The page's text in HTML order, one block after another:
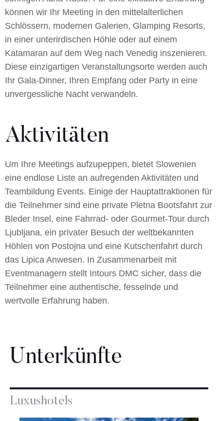
können wir Ihr Meeting in den mittelalterlichen
Schlössern, modernen Galerien, Glamping Resorts,
in einer unterirdischen Höhle oder auf einem
Katamaran auf dem Weg nach Venedig inszenieren.
Diese einzigartigen Veranstaltungsorte werden auch
Ihr Gala-Dinner, Ihren Empfang oder Party in eine
unvergessliche Nacht verwandeln.
Aktivitäten
Um Ihre Meetings aufzupeppen, bietet Slowenien
eine endlose Liste an aufregenden Aktivitäten und
Teambildung Events. Einige der Hauptattraktionen für
die Teilnehmer sind eine private Pletna Bootsfahrt zur
Bleder Insel, eine Fahrrad- oder Gourmet-Tour durch
Ljubljana, ein privater Besuch der weltbekannten
Höhlen von Postojna und eine Kutschenfahrt durch
das Lipica Anwesen. In Zusammenarbeit mit
Eventmanagern stellt Intours DMC sicher, dass die
Teilnehmer eine authentische, fesselnde und
wertvolle Erfahrung haben.
Unterkünfte
Luxushotels